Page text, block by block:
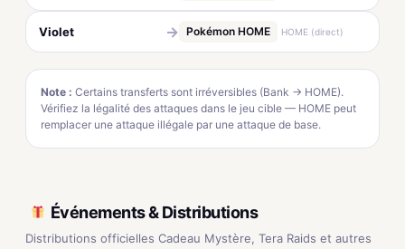
Violet → Pokémon HOME HOME (direct)
Note : Certains transferts sont irréversibles (Bank → HOME).
Vérifiez la légalité des attaques dans le jeu cible — HOME peut
remplacer une attaque illégale par une attaque de base.
Événements & Distributions
Distributions officielles Cadeau Mystère, Tera Raids et autres